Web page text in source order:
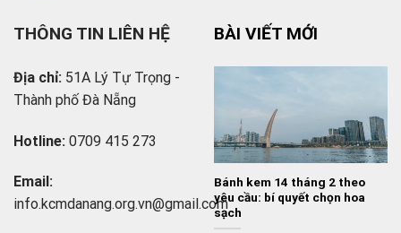
THÔNG TIN LIÊN HỆ
Địa chỉ: 51A Lý Tự Trọng -
Thành phố Đà Nẵng
Hotline: 0709 415 273
Email:
info.kcmdanang.org.vn@gmail.com
BÀI VIẾT MỚI
Bánh kem 14 tháng 2 theo
yêu cầu: bí quyết chọn hoa
sạch